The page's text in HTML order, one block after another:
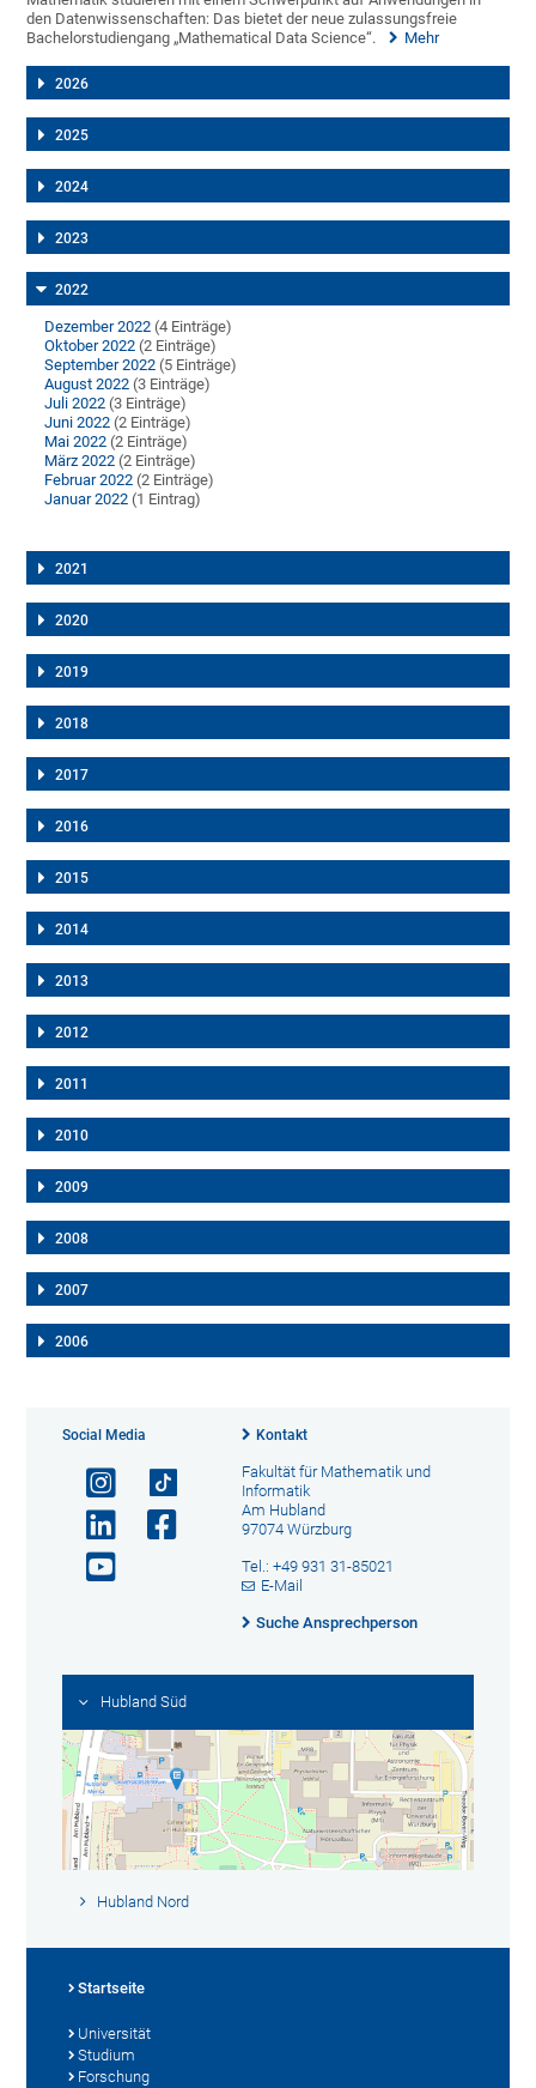
den Datenwissenschaften: Das bietet der neue zulassungsfreie
Bachelorstudiengang „Mathematical Data Science“.
Mehr
2026
2025
2024
2023
2022
Dezember 2022 (4 Einträge)
Oktober 2022 (2 Einträge)
September 2022 (5 Einträge)
August 2022 (3 Einträge)
Juli 2022 (3 Einträge)
Juni 2022 (2 Einträge)
Mai 2022 (2 Einträge)
März 2022 (2 Einträge)
Februar 2022 (2 Einträge)
Januar 2022 (1 Eintrag)
2021
2020
2019
2018
2017
2016
2015
2014
2013
2012
2011
2010
2009
2008
2007
2006
Social Media Kontakt
Fakultät für Mathematik und
Informatik
Am Hubland
97074 Würzburg
Tel.: +49 931 31-85021
E-Mail
Suche Ansprechperson
Hubland Süd
Hubland Nord
Startseite
Universität
Studium
Forschung